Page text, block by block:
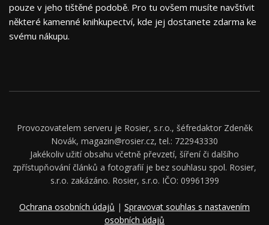
pouze v jeho tištěné podobě. Pro tu ovšem musíte navštívit
některé kamenné knihkupectví, kde jej dostanete zdarma ke
svému nákupu.
Provozovatelem serveru je Rosier, s.r.o., šéfredaktor Zdeněk
Novák, magazin@rosier.cz, tel.: 722943330
Jakékoliv užití obsahu včetně převzetí, šíření či dalšího
zpřístupňování článků a fotografií je bez souhlasu spol. Rosier,
s.r.o. zakázáno. Rosier, s.r.o. IČO: 09961399
Ochrana osobních údajů | Spravovat souhlas s nastavením
osobních údajů